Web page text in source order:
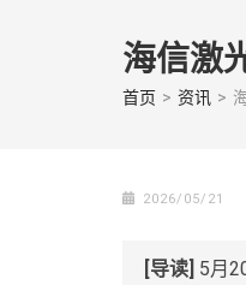
海信激
首页 > 资讯 >
2026/05/21
[导读] 5月